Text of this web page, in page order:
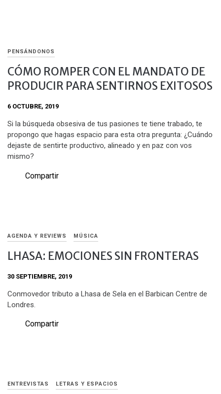
PENSÁNDONOS
CÓMO ROMPER CON EL MANDATO DE
PRODUCIR PARA SENTIRNOS EXITOSOS
6 OCTUBRE, 2019
Si la búsqueda obsesiva de tus pasiones te tiene trabado, te
propongo que hagas espacio para esta otra pregunta: ¿Cuándo
dejaste de sentirte productivo, alineado y en paz con vos
mismo?
Compartir
AGENDA Y REVIEWS MÚSICA
LHASA: EMOCIONES SIN FRONTERAS
30 SEPTIEMBRE, 2019
Conmovedor tributo a Lhasa de Sela en el Barbican Centre de
Londres.
Compartir
ENTREVISTAS LETRAS Y ESPACIOS